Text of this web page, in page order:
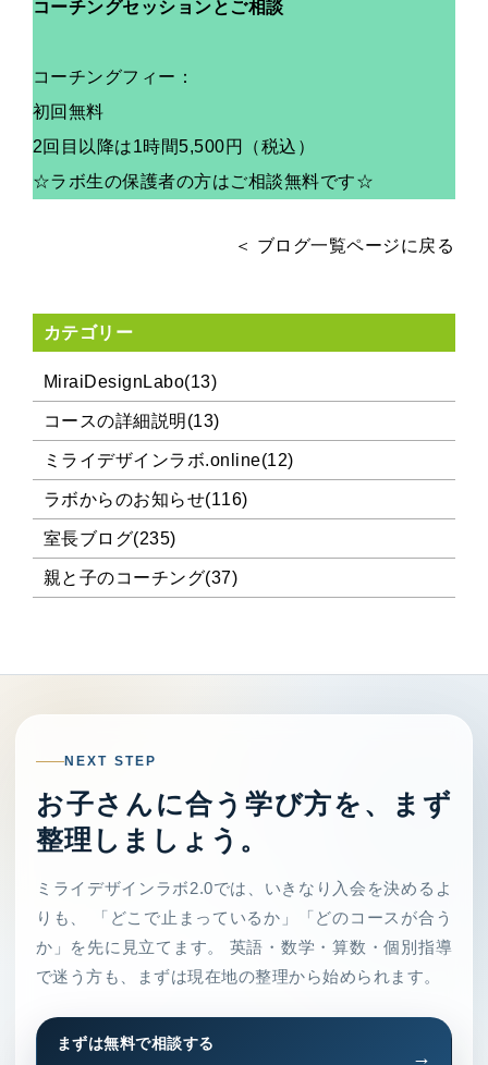
コーチングセッションとご相談
コーチングフィー：
初回無料
2回目以降は1時間5,500円（税込）
☆ラボ生の保護者の方はご相談無料です☆
＜ ブログ一覧ページに戻る
カテゴリー
MiraiDesignLabo(13)
コースの詳細説明(13)
ミライデザインラボ.online(12)
ラボからのお知らせ(116)
室長ブログ(235)
親と子のコーチング(37)
NEXT STEP
お子さんに合う学び方を、まず
整理しましょう。
ミライデザインラボ2.0では、いきなり入会を決めるよ
りも、 「どこで止まっているか」「どのコースが合う
か」を先に見立てます。 英語・数学・算数・個別指導
で迷う方も、まずは現在地の整理から始められます。
まずは無料で相談する